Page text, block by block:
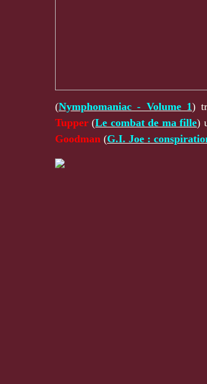
(Nymphomaniac - Volume 1)
Tupper (Le combat de ma fille)
Goodman (G.I. Joe :